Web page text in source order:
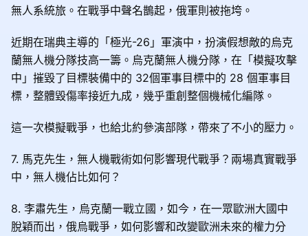
無人系統旅。在戰爭中聲名鵲起，俄軍則被拖垮。
近期在瑞典主導的「極光-26」軍演中，扮演假想敵的烏克
蘭無人機分隊技高一籌。烏克蘭無人機分隊，在「模擬攻擊
中」摧毀了目標裝備中的 32個軍事目標中的 28 個軍事目
標，整體毀傷率接近九成，幾乎重創整個機械化編隊。
這一次模擬戰爭，也給北約參演部隊，帶來了不小的壓力。
7. 馬克先生，無人機戰術如何影響現代戰爭？兩場真實戰爭
中，無人機佔比如何？
8. 李肅先生，烏克蘭一戰立國，如今，在一眾歐洲大國中
脫穎而出，俄烏戰爭，如何影響和改變歐洲未來的權力分